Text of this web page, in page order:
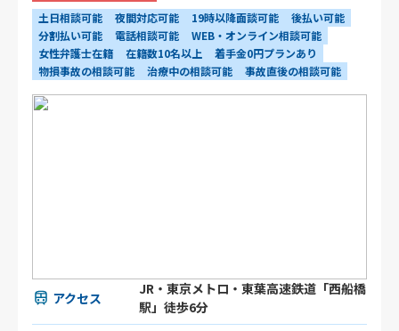
土日相談可能 夜間対応可能 19時以降面談可能
後払い可能
分割払い可能
電話相談可能
WEB・オンライン相談可能
女性弁護士在籍
在籍数10名以上
着手金0円プランあり
物損事故の相談可能
治療中の相談可能 事故直後の相談可能
アクセス
JR・東京メトロ・東葉高速鉄道「西船橋
駅」徒歩6分